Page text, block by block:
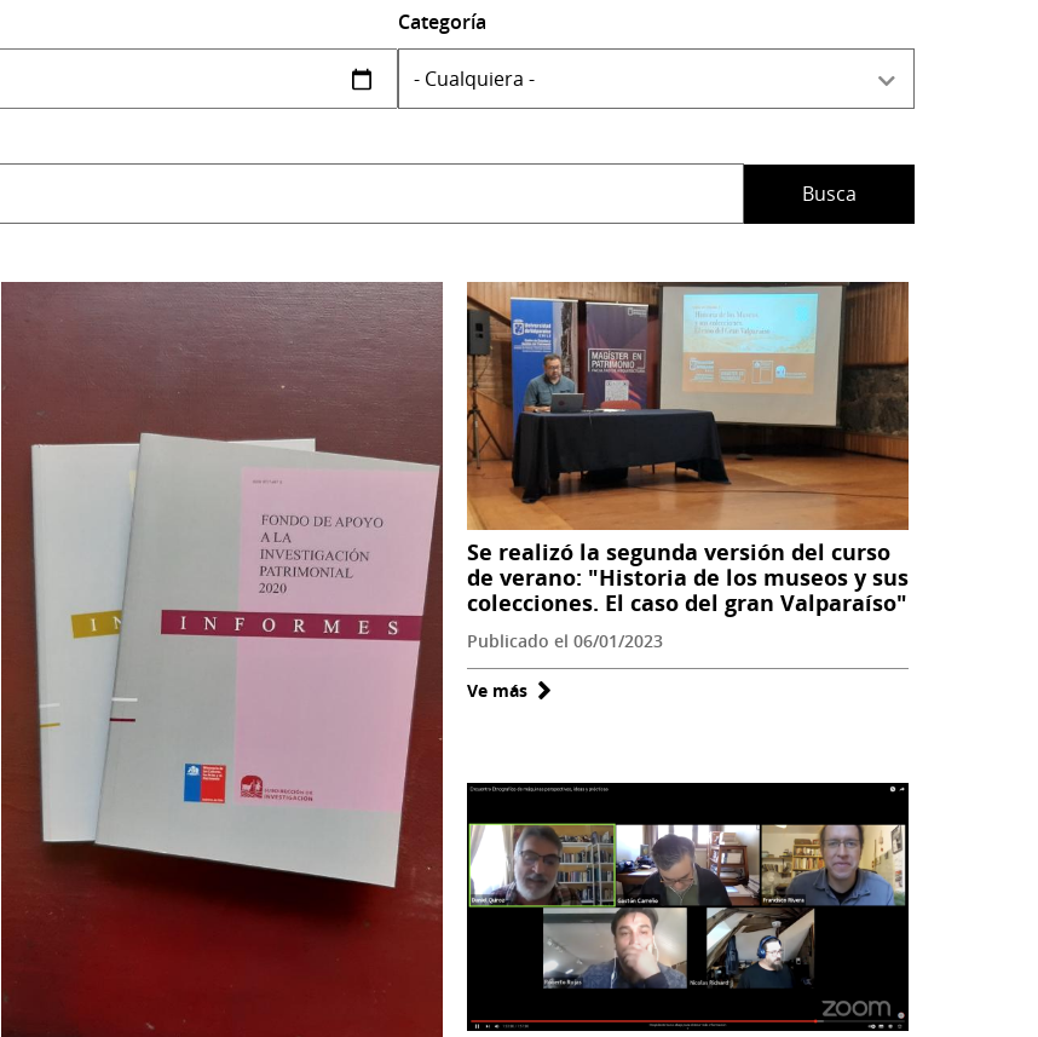
Categoría
Se realizó la segunda versión del curso
de verano: "Historia de los museos y sus
colecciones. El caso del gran Valparaíso"
Publicado el 06/01/2023
Ve más sobre
la
versión
del
curso
verano:
"Historia
de